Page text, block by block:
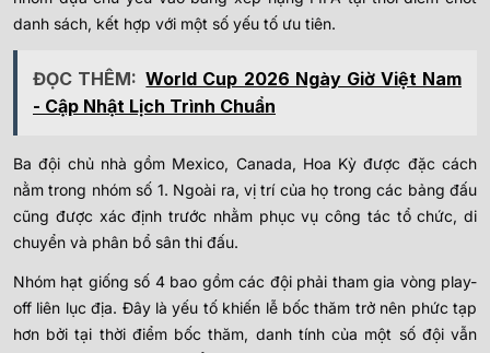
danh sách, kết hợp với một số yếu tố ưu tiên.
ĐỌC THÊM: World Cup 2026 Ngày Giờ Việt Nam
- Cập Nhật Lịch Trình Chuẩn
Ba đội chủ nhà gồm Mexico, Canada, Hoa Kỳ được đặc cách
nằm trong nhóm số 1. Ngoài ra, vị trí của họ trong các bảng đấu
cũng được xác định trước nhằm phục vụ công tác tổ chức, di
chuyển và phân bổ sân thi đấu.
Nhóm hạt giống số 4 bao gồm các đội phải tham gia vòng play-
off liên lục địa. Đây là yếu tố khiến lễ bốc thăm trở nên phức tạp
hơn bởi tại thời điểm bốc thăm, danh tính của một số đội vẫn